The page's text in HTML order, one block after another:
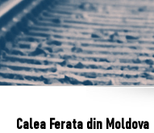
Calea Ferata din Moldova